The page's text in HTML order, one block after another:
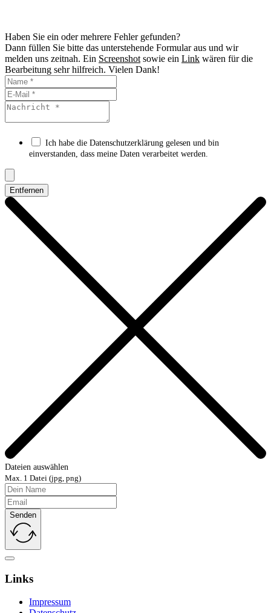
Haben Sie ein oder mehrere Fehler gefunden?
Dann füllen Sie bitte das unterstehende Formular aus und wir
melden uns zeitnah. Ein Screenshot sowie ein Link wären für die
Bearbeitung sehr hilfreich. Vielen Dank!
Ich habe die Datenschutzerklärung gelesen und bin
einverstanden, dass meine Daten verarbeitet werden.
Entfernen
Dateien auswählen
Max. 1 Datei (jpg, png)
Senden
Links
Impressum